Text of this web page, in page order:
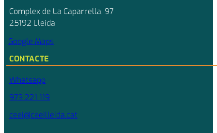
Complex de La Caparrella, 97
25192 Lleida
Google Maps
CONTACTE
Whatsapp
973 221 119
ceei@ceeilleida.cat